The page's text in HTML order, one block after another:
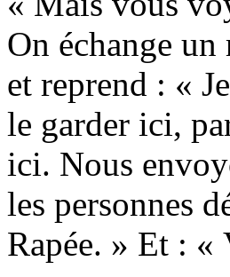
On échange
et reprend : «
le garder ici,
ici. Nous
les personnes
Rapée. » Et : «